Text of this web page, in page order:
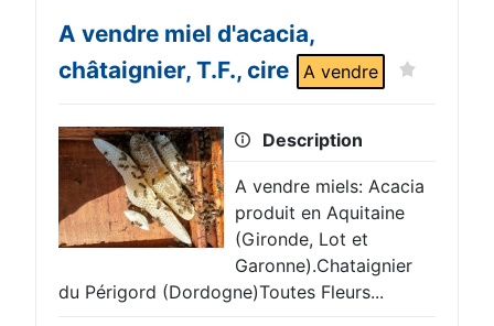
A vendre miel d'acacia,
châtaignier, T.F., cire
A vendre
Description
A vendre miels: Acacia
produit en Aquitaine
(Gironde, Lot et
Garonne).Chataignier
du Périgord (Dordogne)Toutes Fleurs...